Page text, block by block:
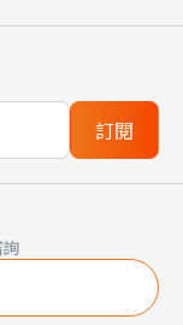
訂閱